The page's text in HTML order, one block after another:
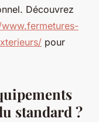
Découvrez
pour
standard ?